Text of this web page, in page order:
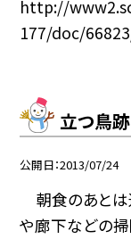
http://
177/doc/
立つ鳥
公開日 2013/07/24
朝食のあとは
や廊下などの掃